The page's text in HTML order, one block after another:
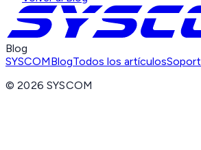
Blog
SYSCOMBlogTodos los artículos
©2026 SYSCOM